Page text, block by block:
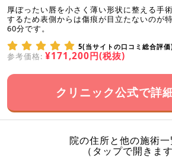
厚ぼったい唇を小さく薄い形状に整える手
するため表側からは傷痕が目立たないのが
60分です。
5(当サイトの口コミ総合評
参考価格: ¥171,200円(税抜)
クリニック公式で詳
院の住所と他の施術
（タップで開きます